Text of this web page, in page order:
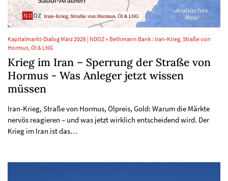
Kapitalmarkt-Dialog März 2026 | NDOZ × Bethmann Bank : Iran-Krieg, Straße von
Hormus, Öl & LNG
Krieg im Iran – Sperrung der Straße von
Hormus - Was Anleger jetzt wissen
müssen
Iran-Krieg, Straße von Hormus, Ölpreis, Gold: Warum die Märkte
nervös reagieren – und was jetzt wirklich entscheidend wird. Der
Krieg im Iran ist das…